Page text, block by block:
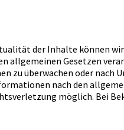
der Inhalte können wir
allgemeinen Gesetzen
überwachen oder nach
nach den
möglich. Bei